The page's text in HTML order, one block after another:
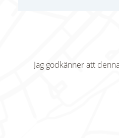
Jag godkänner att